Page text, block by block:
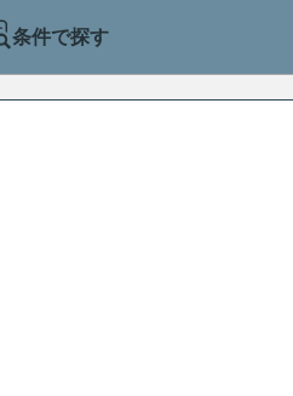
条件で探す